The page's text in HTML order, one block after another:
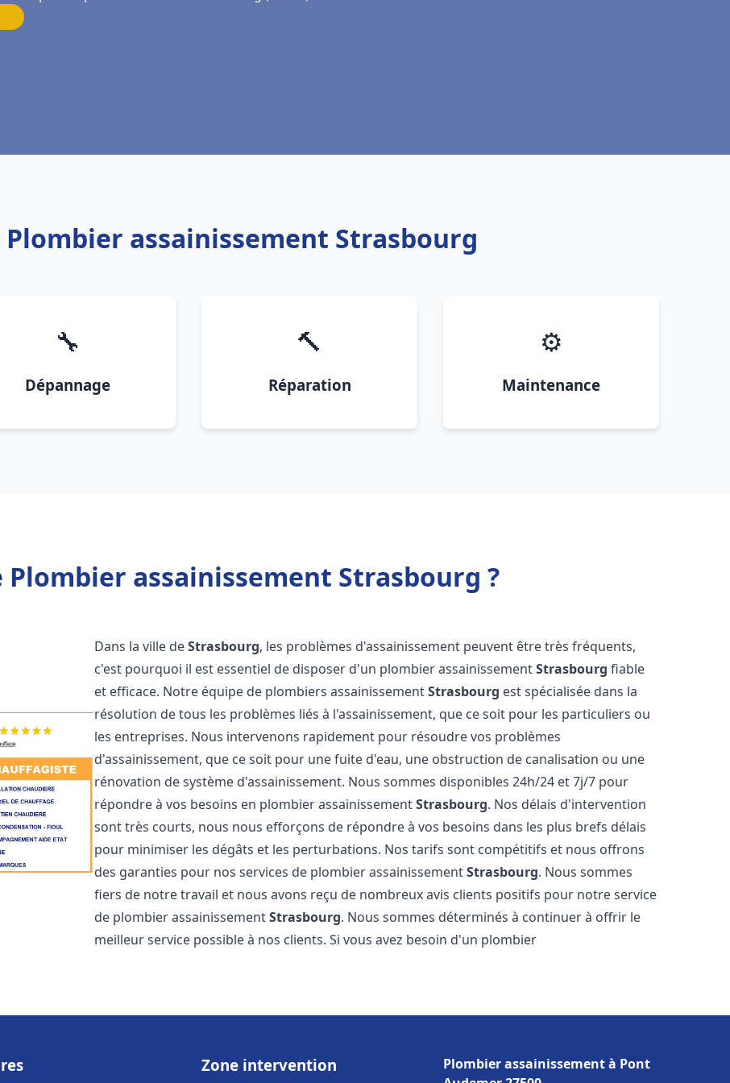
Plombier assainissement Strasbourg
🔧
Dépannage
🔨
Réparation
⚙️
Maintenance
Plombier assainissement Strasbourg ?
Dans la ville deStrasbourg, les problèmes d'assainissement peuvent être très fréquents,
c'est pourquoi il est essentiel de disposer d'un plombier assainissementStrasbourg fiable
et efficace. Notre équipe de plombiers assainissementStrasbourg est spécialisée dans la
résolution de tous les problèmes liés à l'assainissement, que ce soit pour les particuliers ou
les entreprises. Nous intervenons rapidement pour résoudre vos problèmes
d'assainissement, que ce soit pour une fuite d'eau, une obstruction de canalisation ou une
rénovation de système d'assainissement. Nous sommes disponibles 24h/24 et 7j/7 pour
répondre à vos besoins en plombier assainissementStrasbourg. Nos délais d'intervention
sont très courts, nous nous efforçons de répondre à vos besoins dans les plus brefs délais
pour minimiser les dégâts et les perturbations. Nos tarifs sont compétitifs et nous offrons
des garanties pour nos services de plombier assainissementStrasbourg. Nous sommes
fiers de notre travail et nous avons reçu de nombreux avis clients positifs pour notre service
de plombier assainissementStrasbourg. Nous sommes déterminés à continuer à offrir le
meilleur service possible à nos clients. Si vous avez besoin d'un plombier
Zone intervention
Plombier assainissement à Pont